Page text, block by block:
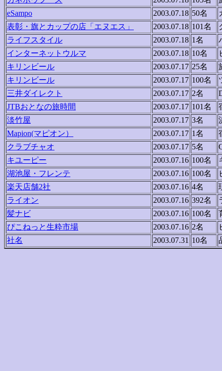
eSampo
2003.07.18 50名
表彰・旗とカップの店「エヌエス」
2003.07.18 101名
ライフスタイル
2003.07.18 1名
インターネットウルマ
2003.07.18 10名
キリンビール
2003.07.17 25名
キリンビール
2003.07.17 100名
三井ダイレクト
2003.07.17 2名
JTBおとなの旅時間
2003.07.17 101名
淡竹屋
2003.07.17 3名
Mapion(マピオン）
2003.07.17 1名
クラブチャオ
2003.07.17 5名
キユーピー
2003.07.16 100名
湖池屋・フレンテ
2003.07.16 100名
楽天店舗2社
2003.07.16 4名
ライオン
2003.07.16 392名
髪ナビ
2003.07.16 100名
ぴこねっと生粋市場
2003.07.16 2名
社名
2003.07.31 10名